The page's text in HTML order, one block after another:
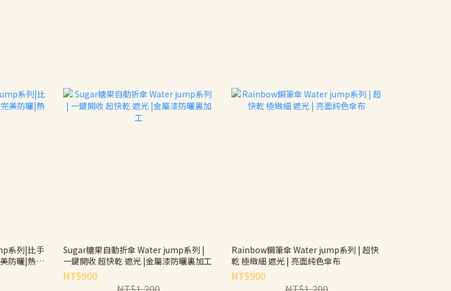
系列|比手
防曬|熱銷
Sugar糖果自動折傘 Water jump系列 |
一鍵開收 超快乾 遮光 |金屬漆防曬裏加工
NT$900
Rainbow鋼筆傘 Water jump系列 | 超快
乾 極緻細 遮光 | 亮面純色傘布
NT$900